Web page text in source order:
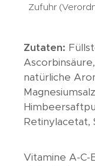
Zufuhr
Zutaten:
natürliche
Retinylacetat,
Vitamine A-C-